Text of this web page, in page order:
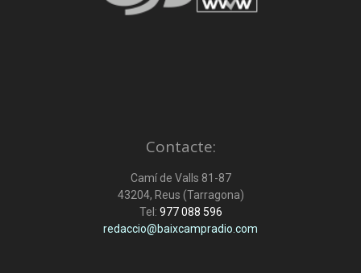
Contacte:
Camí de Valls 81-87
43204, Reus (Tarragona)
Tel: 977 088 596
redaccio@baixcampradio.com